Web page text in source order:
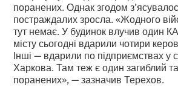
поранених. Однак згодом
постраждалих зросла. «Жодного
тут немає. У будинок влучив один
місту сьогодні вдарили чотири
Інші — вдарили по підприємствах у
Харкова. Там теж є один загиблий
поранених», — зазначив Терехов.